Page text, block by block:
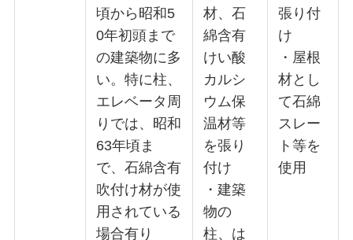
頃から昭和5
0年初頭まで
の建築物に多
い。特に柱、
エレベータ周
りでは、昭和
63年頃ま
で、石綿含有
吹付け材が使
用されている
場合有り
材、石
綿含有
けい酸
カルシ
ウム保
温材等
を張り
付け
・建築
物の
柱、は
張り付
け
・屋根
材とし
て石綿
スレー
ト等を
使用